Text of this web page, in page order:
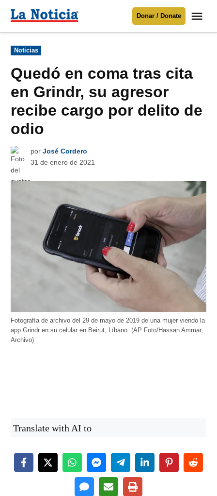
Para mantenerte informado necesitamos
Donar
contenido
Noticia
Donar / Donate
Publicado
en
Noticias
Quedó en coma tras cita
en Grindr, su agresor
recibe cargo por delito de
odio
por José Cordero
31 de enero de 2021
Fotografía de archivo del 29 de mayo de 2019 de una mujer viendo la
app Grindr en su celular en Beirut, Líbano. (AP Foto/Hassan Ammar,
Archivo)
Translate with AI to